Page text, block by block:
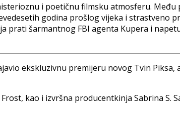
i poetičnu filmsku atmosferu. Među
godina prošlog vijeka i strastveno
prati šarmantnog FBI agenta Kupera i
ekskluzivnu premijeru novog Tvin Piksa,
kao i izvršna producentkinja Sabrina S.